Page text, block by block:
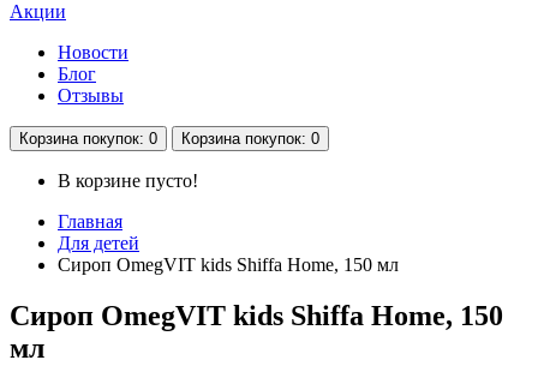
Акции
Новости
Блог
Отзывы
Корзина покупок: 0 Корзина покупок: 0
В корзине пусто!
Главная
Для детей
Сироп OmegVIT kids Shiffa Home, 150 мл
Сироп OmegVIT kids Shiffa Home, 150
мл